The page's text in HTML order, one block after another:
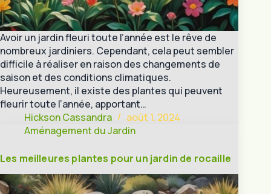
Avoir un jardin fleuri toute l’année est le rêve de
nombreux jardiniers. Cependant, cela peut sembler
difficile à réaliser en raison des changements de
saison et des conditions climatiques.
Heureusement, il existe des plantes qui peuvent
fleurir toute l’année, apportant…
Hickson Cassandra
août 1, 2024
Aménagement du Jardin
Les meilleures plantes pour un jardin de rocaille